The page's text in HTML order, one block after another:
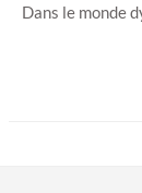
Dans le monde